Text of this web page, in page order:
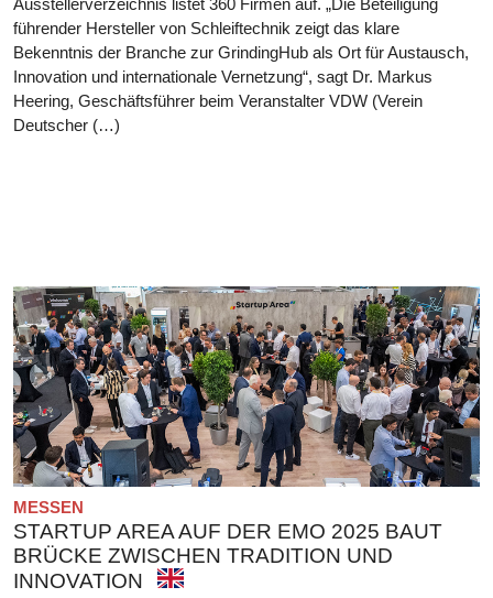
Ausstellerverzeichnis listet 360 Firmen auf. „Die Beteiligung
führender Hersteller von Schleiftechnik zeigt das klare
Bekenntnis der Branche zur GrindingHub als Ort für Austausch,
Innovation und internationale Vernetzung“, sagt Dr. Markus
Heering, Geschäftsführer beim Veranstalter VDW (Verein
Deutscher (…)
MESSEN
STARTUP AREA AUF DER EMO 2025 BAUT
BRÜCKE ZWISCHEN TRADITION UND
INNOVATION